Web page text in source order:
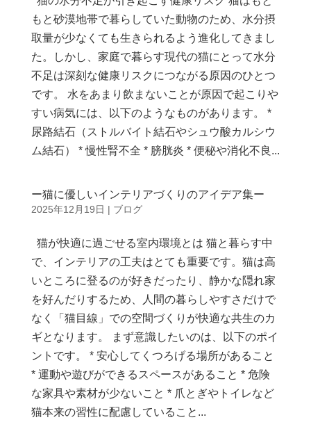
もと砂漠地帯で暮らしていた動物のため、水分摂
取量が少なくても生きられるよう進化してきまし
た。しかし、家庭で暮らす現代の猫にとって水分
不足は深刻な健康リスクにつながる原因のひとつ
です。 水をあまり飲まないことが原因で起こりや
すい病気には、以下のようなものがあります。 *
尿路結石（ストルバイト結石やシュウ酸カルシウ
ム結石） * 慢性腎不全 * 膀胱炎 * 便秘や消化不良...
ー猫に優しいインテリアづくりのアイデア集ー
2025年12月19日 | ブログ
猫が快適に過ごせる室内環境とは 猫と暮らす中
で、インテリアの工夫はとても重要です。猫は高
いところに登るのが好きだったり、静かな隠れ家
を好んだりするため、人間の暮らしやすさだけで
なく「猫目線」での空間づくりが快適な共生のカ
ギとなります。 まず意識したいのは、以下のポイ
ントです。 * 安心してくつろげる場所があること
* 運動や遊びができるスペースがあること * 危険
な家具や素材が少ないこと * 爪とぎやトイレなど
猫本来の習性に配慮していること...